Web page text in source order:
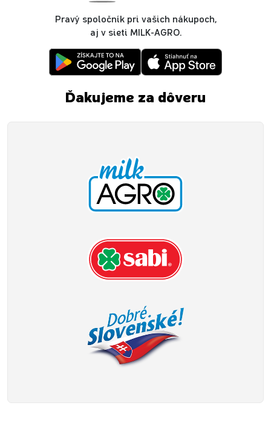
Pravý spoločník pri vašich nákupoch,
aj v sieti MILK-AGRO.
Ďakujeme za dôveru